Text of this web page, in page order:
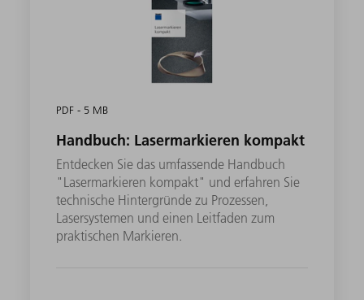
PDF - 5 MB
Handbuch: Lasermarkieren kompakt
Entdecken Sie das umfassende Handbuch
"Lasermarkieren kompakt" und erfahren Sie
technische Hintergründe zu Prozessen,
Lasersystemen und einen Leitfaden zum
praktischen Markieren.